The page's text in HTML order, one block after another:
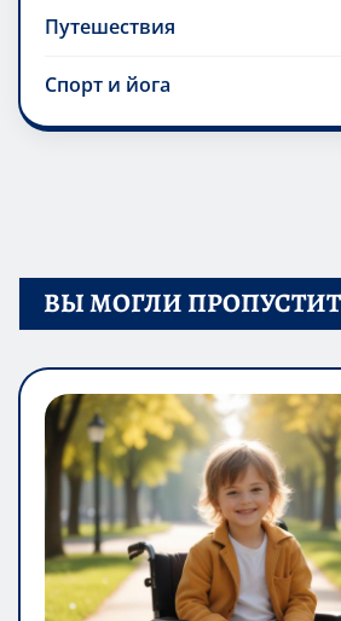
Путешествия
Спорт и йога
ВЫ МОГЛИ